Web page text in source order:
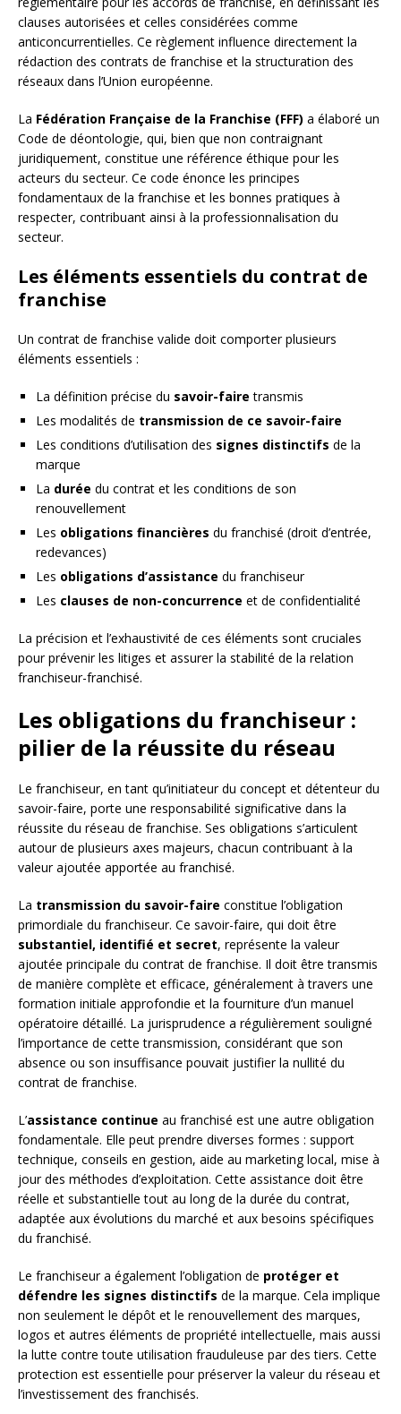
clauses autorisées et celles considérées comme
anticoncurrentielles. Ce règlement influence directement la
rédaction des contrats de franchise et la structuration des
réseaux dans l’Union européenne.
La Fédération Française de la Franchise (FFF) a élaboré un
Code de déontologie, qui, bien que non contraignant
juridiquement, constitue une référence éthique pour les
acteurs du secteur. Ce code énonce les principes
fondamentaux de la franchise et les bonnes pratiques à
respecter, contribuant ainsi à la professionnalisation du
secteur.
Les éléments essentiels du contrat de
franchise
Un contrat de franchise valide doit comporter plusieurs
éléments essentiels :
La définition précise du savoir-faire transmis
Les modalités de transmission de ce savoir-faire
Les conditions d’utilisation des signes distinctifs de la
marque
La durée du contrat et les conditions de son
renouvellement
Les obligations financières du franchisé (droit d’entrée,
redevances)
Les obligations d’assistance du franchiseur
Les clauses de non-concurrence et de confidentialité
La précision et l’exhaustivité de ces éléments sont cruciales
pour prévenir les litiges et assurer la stabilité de la relation
franchiseur-franchisé.
Les obligations du franchiseur :
pilier de la réussite du réseau
Le franchiseur, en tant qu’initiateur du concept et détenteur du
savoir-faire, porte une responsabilité significative dans la
réussite du réseau de franchise. Ses obligations s’articulent
autour de plusieurs axes majeurs, chacun contribuant à la
valeur ajoutée apportée au franchisé.
La transmission du savoir-faire constitue l’obligation
primordiale du franchiseur. Ce savoir-faire, qui doit être
substantiel, identifié et secret, représente la valeur
ajoutée principale du contrat de franchise. Il doit être transmis
de manière complète et efficace, généralement à travers une
formation initiale approfondie et la fourniture d’un manuel
opératoire détaillé. La jurisprudence a régulièrement souligné
l’importance de cette transmission, considérant que son
absence ou son insuffisance pouvait justifier la nullité du
contrat de franchise.
L’assistance continue au franchisé est une autre obligation
fondamentale. Elle peut prendre diverses formes : support
technique, conseils en gestion, aide au marketing local, mise à
jour des méthodes d’exploitation. Cette assistance doit être
réelle et substantielle tout au long de la durée du contrat,
adaptée aux évolutions du marché et aux besoins spécifiques
du franchisé.
Le franchiseur a également l’obligation de protéger et
défendre les signes distinctifs de la marque. Cela implique
non seulement le dépôt et le renouvellement des marques,
logos et autres éléments de propriété intellectuelle, mais aussi
la lutte contre toute utilisation frauduleuse par des tiers. Cette
protection est essentielle pour préserver la valeur du réseau et
l’investissement des franchisés.